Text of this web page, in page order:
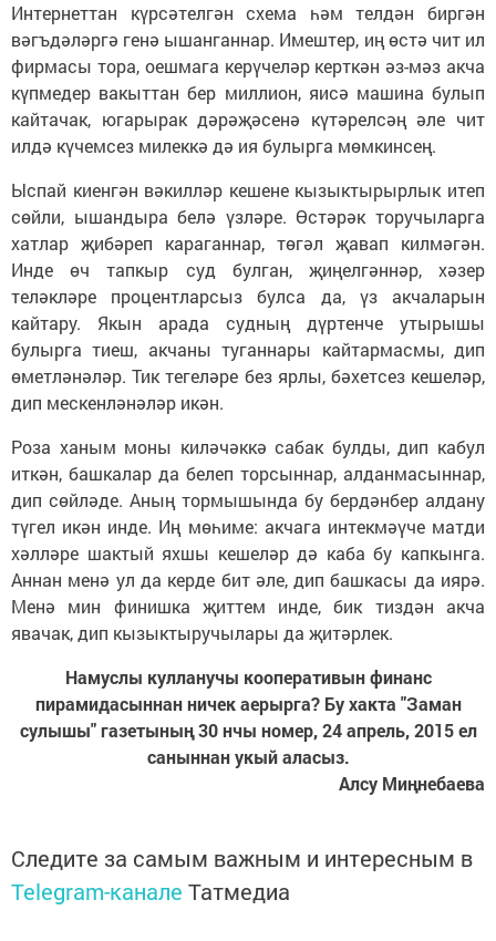
Интернеттан күрсәтелгән схема һәм телдән биргән
вәгъдәләргә генә ышанганнар. Имештер, иң өстә чит ил
фирмасы тора, оешмага керүчеләр керткән әз-мәз акча
күпмедер вакыттан бер миллион, яисә машина булып
кайтачак, югарырак дәрәҗәсенә күтәрелсәң әле чит
илдә күчемсез милеккә дә ия булырга мөмкинсең.
Ыспай киенгән вәкилләр кешене кызыктырырлык итеп
сөйли, ышандыра белә үзләре. Өстәрәк торучыларга
хатлар җибәреп караганнар, төгәл җавап килмәгән.
Инде өч тапкыр суд булган, җиңелгәннәр, хәзер
теләкләре процентларсыз булса да, үз акчаларын
кайтару. Якын арада судның дүртенче утырышы
булырга тиеш, акчаны туганнары кайтармасмы, дип
өметләнәләр. Тик тегеләре без ярлы, бәхетсез кешеләр,
дип мескенләнәләр икән.
Роза ханым моны киләчәккә сабак булды, дип кабул
иткән, башкалар да белеп торсыннар, алданмасыннар,
дип сөйләде. Аның тормышында бу бердәнбер алдану
түгел икән инде. Иң мөһиме: акчага интекмәүче матди
хәлләре шактый яхшы кешеләр дә каба бу капкынга.
Аннан менә ул да керде бит әле, дип башкасы да иярә.
Менә мин финишка җиттем инде, бик тиздән акча
явачак, дип кызыктыручылары да җитәрлек.
Намуслы кулланучы кооперативын финанс
пирамидасыннан ничек аерырга? Бу хакта "Заман
сулышы" газетының 30 нчы номер, 24 апрель, 2015 ел
саныннан укый аласыз.
Алсу Миңнебаева
Следите за самым важным и интересным в
Telegram-канале Татмедиа